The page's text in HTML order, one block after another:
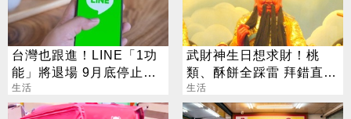
台灣也跟進！LINE「1功
能」將退場 9月底停止服
務
生活
武財神生日想求財！桃
類、酥餅全踩雷 拜錯直接
「輸」掉
生活